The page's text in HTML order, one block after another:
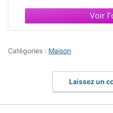
Catégories : Maison
Laissez un